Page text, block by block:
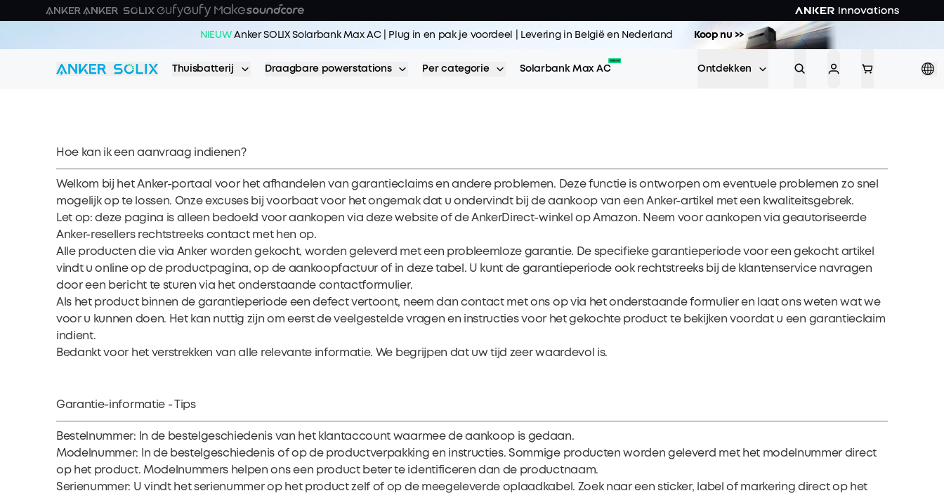
Skip to main content
NIEUW Anker SOLIX Solarbank Max AC | Plug in en pak je voordeel | Levering in België en Nederland Koop nu >>
Thuisbatterij Draagbare powerstations Per categorie Solarbank Max AC Ontdekken
Hoe kan ik een aanvraag indienen?
Welkom bij het Anker-portaal voor het afhandelen van garantieclaims en andere problemen. Deze functie is ontworpen om eventuele problemen zo snel
mogelijk op te lossen. Onze excuses bij voorbaat voor het ongemak dat u ondervindt bij de aankoop van een Anker-artikel met een kwaliteitsgebrek.
Let op: deze pagina is alleen bedoeld voor aankopen via deze website of de AnkerDirect-winkel op Amazon. Neem voor aankopen via geautoriseerde
Anker-resellers rechtstreeks contact met hen op.
Alle producten die via Anker worden gekocht, worden geleverd met een probleemloze garantie. De specifieke garantieperiode voor een gekocht artikel
vindt u online op de productpagina, op de aankoopfactuur of in deze tabel . U kunt de garantieperiode ook rechtstreeks bij de klantenservice navragen
door een bericht te sturen via het onderstaande contactformulier.
Als het product binnen de garantieperiode een defect vertoont, neem dan contact met ons op via het onderstaande formulier en laat ons weten wat we
voor u kunnen doen. Het kan nuttig zijn om eerst de veelgestelde vragen en instructies voor het gekochte product te bekijken voordat u een garantieclaim
indient.
Bedankt voor het verstrekken van alle relevante informatie. We begrijpen dat uw tijd zeer waardevol is.
Garantie-informatie - Tips
Bestelnummer: In de bestelgeschiedenis van het klantaccount waarmee de aankoop is gedaan.
Modelnummer: In de bestelgeschiedenis of op de productverpakking en instructies. Sommige producten worden geleverd met het modelnummer direct
op het product. Modelnummers helpen ons een product beter te identificeren dan de productnaam.
Serienummer: U vindt het serienummer op het product zelf of op de meegeleverde oplaadkabel. Zoek naar een sticker, label of markering direct op het